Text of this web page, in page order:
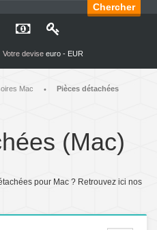
Chercher
Votre devise euro - EUR
Mac •
Pièces détachées
(Mac)
pour Mac ? Retrouvez ici nos